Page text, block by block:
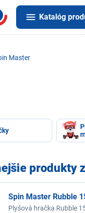
Katalóg
Master
produkty
Spin Master Rubble
Plyšová hračka Rubble